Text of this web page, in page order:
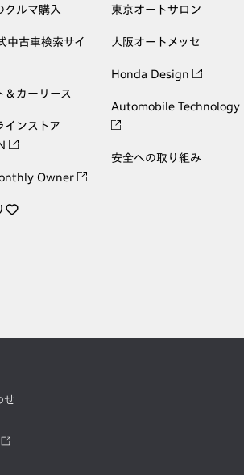
クルマ購入
中古車検索サイ
＆カーリース
インストア
Owner
東京オートサロン
大阪オートメッセ
Honda Design
Automobile Technology
安全への取り組み
せ